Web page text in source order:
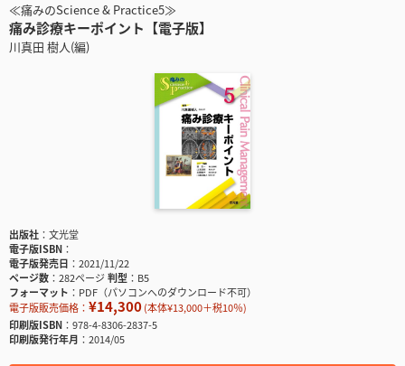
≪痛みのScience & Practice5≫
痛み診療キーポイント【電子版】
川真田 樹人(編)
出版社
文光堂
電子版ISBN
電子版発売日
2021/11/22
ページ数
282ページ判型
B5
フォーマット
PDF（パソコンへのダウンロード不可）
電子版販売価格： ¥14,300(本体¥13,000＋税10％)
印刷版ISBN
978-4-8306-2837-5
印刷版発行年月
2014/05